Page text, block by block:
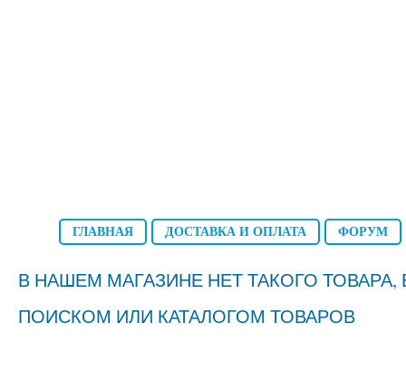
ГЛАВНАЯ ДОСТАВКА И ОПЛАТА ФОРУМ
В НАШЕМ МАГАЗИНЕ НЕТ ТАКОГО
ПОИСКОМ ИЛИ КАТАЛОГОМ ТОВАРОВ